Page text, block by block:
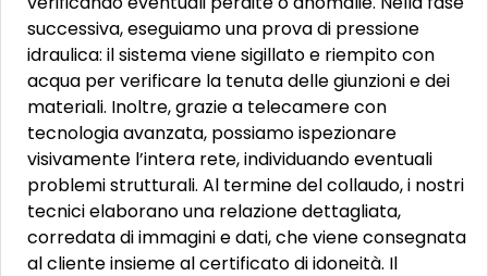
successiva, eseguiamo una prova di pressione
idraulica: il sistema viene sigillato e riempito con
acqua per verificare la tenuta delle giunzioni e dei
materiali. Inoltre, grazie a telecamere con
tecnologia avanzata, possiamo ispezionare
visivamente l’intera rete, individuando eventuali
problemi strutturali. Al termine del collaudo, i nostri
tecnici elaborano una relazione dettagliata,
corredata di immagini e dati, che viene consegnata
al cliente insieme al certificato di idoneità. Il